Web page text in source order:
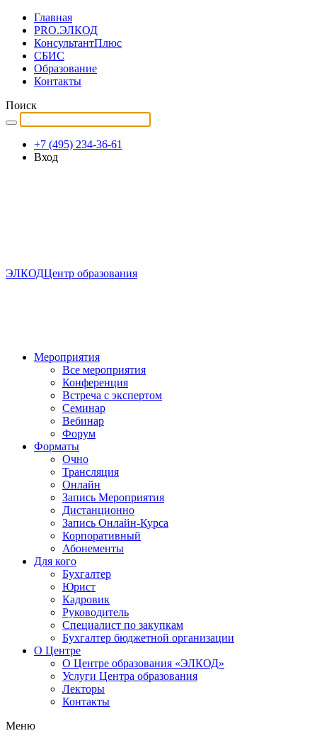
Главная
PRO.ЭЛКОД
КонсультантПлюс
СБИС
Образование
Контакты
Поиск
+7 (495) 234-36-61
Вход
ЭЛКОДЦентр образования
Мероприятия
Все мероприятия
Конференция
Встреча с экспертом
Семинар
Вебинар
Форум
Форматы
Очно
Трансляция
Онлайн
Запись Мероприятия
Дистанционно
Запись Онлайн-Курса
Корпоративный
Абонементы
Для кого
Бухгалтер
Юрист
Кадровик
Руководитель
Специалист по закупкам
Бухгалтер бюджетной организации
О Центре
О Центре образования «ЭЛКОД»
Услуги Центра образования
Лекторы
Контакты
Меню